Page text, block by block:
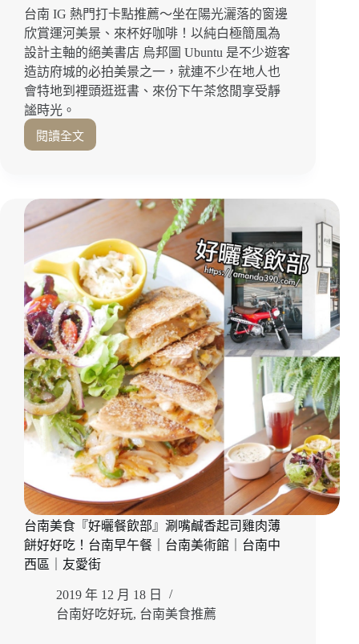
下
午
茶
｜
台
南
咖
啡
台南 IG 熱門打卡點推薦～坐在陽光灑落的窗邊
欣賞運河美景、來杯好咖啡！以純白極簡風為
設計主軸的絕美書店 烏邦圖 Ubuntu 是不少遊客
造訪府城的必拍美景之一，就連不少在地人也
會特地到裡頭逛逛書、來份下午茶悠閒享受靜
謐時光。
閱讀全文
運
美
簡
書
店！
烏
邦
圖
書
店
Ubuntu。
在
陽
光
灑
落
的
窗
邊
來
杯
好
啡。
台
台南美食『好曬餐飲部』涮嘴鹹香起司雞肉薄
餅好好吃！台南早午餐｜台南美術館｜台南中
西區｜友愛街
2019 年 12 月 18 日
台南好吃好玩, 台南美食推薦